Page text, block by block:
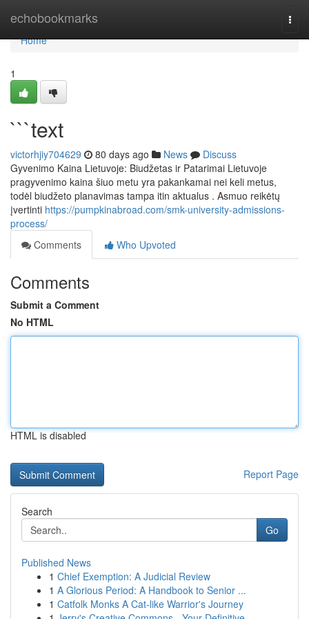
echobookmarks
Home
Home
1
```text
victorhjiy704629 80 days ago News
Discuss
Gyvenimo Kaina Lietuvoje: Biudžetas ir Patarimai Lietuvoje
pragyvenimo kaina šiuo metu yra pakankamai nei keli metus,
todėl biudžeto planavimas tampa itin aktualus . Asmuo reikėtų
įvertinti https://pumpkinabroad.com/smk-university-admissions-
process/
Comments
Who Upvoted
Comments
Submit a Comment
No HTML
HTML is disabled
Report Page
Search
Go
Published News
1 Chief Exemption: A Judicial Review
1 A Glorious Period: A Handbook to Senior ...
1 Catfolk Monks A Cat-like Warrior's Journey